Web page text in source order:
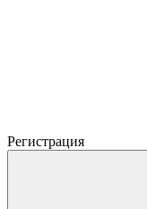
Регистрация